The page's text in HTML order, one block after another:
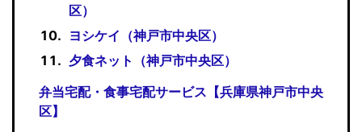
区）
ヨシケイ（神戸市中央区）
夕食ネット（神戸市中央区）
弁当宅配・食事宅配サービス【兵庫県神戸市中央
区】